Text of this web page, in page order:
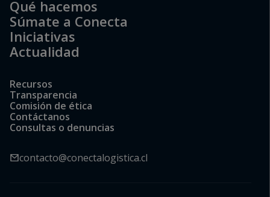
Qué hacemos
Súmate a Conecta
Iniciativas
Actualidad
Recursos
Transparencia
Comisión de ética
Contáctanos
Consultas o denuncias
contacto@conectalogistica.cl